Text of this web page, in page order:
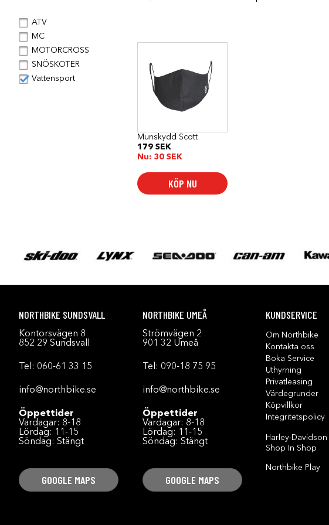
Munskydd Scott
179 SEK
Nu: 30 SEK
KÖP NU
produkten
har
flera
varianter.
kan
väljas
på
produktsidan
ATV
MC
MOTORCROSS
SNÖSKOTER
Vattensport
NORTHBIKE SUNDSVALL
Kontorsvägen 8
852 29 Sundsvall
Tel: 060-61 33 15
info@northbike.se
Öppettider
Vardagar: 8-18
Lördag: 11-15
Söndag: Stängt
GOOGLE MAPS
NORTHBIKE UMEÅ
Strömvägen 2
901 32 Umeå
Tel: 090-18 75 95
info@northbike.se
Öppettider
Vardagar: 8-18
Lördag: 11-15
Söndag: Stängt
GOOGLE MAPS
KUNDSERVICE
Om Northbike
Kontakta oss
Boka Service
Uthyrning
Privatleasing
Värdegrunder
Köpvillkor
Integritetspolicy
Harley-Davidson
Shop In Shop
Northbike Play